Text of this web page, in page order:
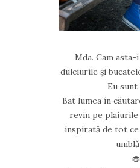
Mda. Cam
dulciurile şi
Eu sunt
Bat lumea în
revin pe
inspirată de tot
🧁